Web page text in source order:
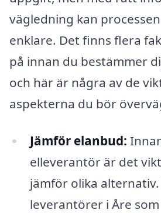
vägledning kan
enklare. Det finns flera
på innan du bestämmer
och här är några av de
aspekterna du bör
Jämför elanbud:
elleverantör är det
jämför olika
leverantörer i Åre